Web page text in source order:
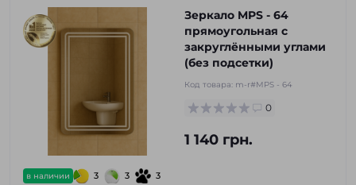
в наличии 3 3 3
Зеркало MPS - 64
прямоугольная с
закруглёнными углами
(без подсетки)
Код товара: m-r#MPS - 64
0
1 140 грн.